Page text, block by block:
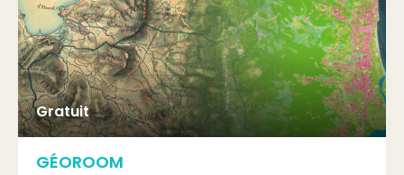
Gratuit
GÉOROOM